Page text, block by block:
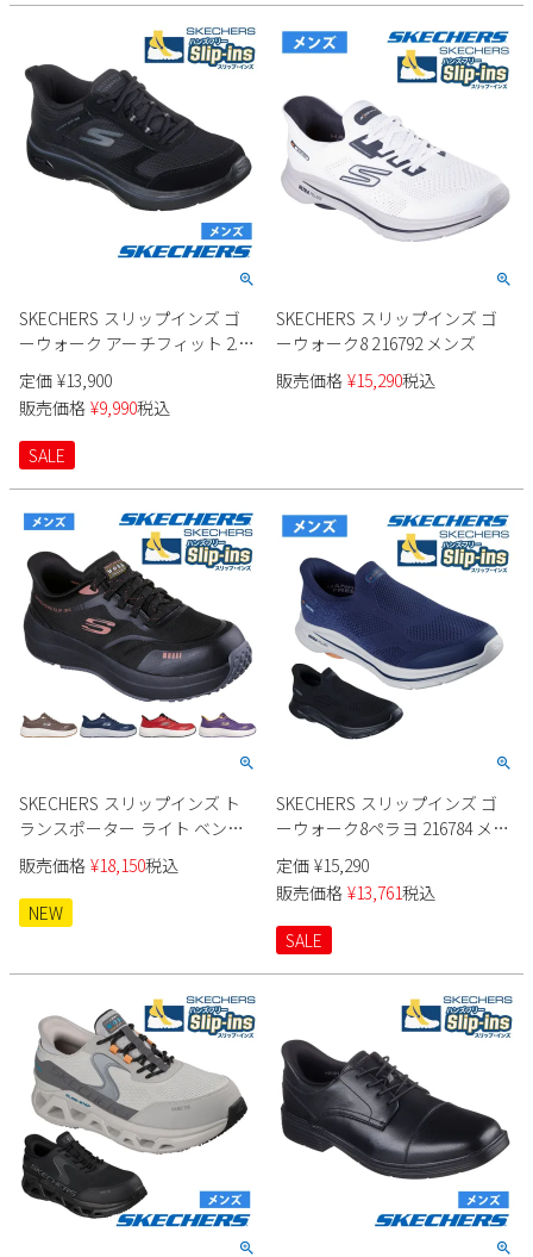
SKECHERS スリップインズ ゴ
ーウォーク アーチフィット 2.0
シアード 216650 メンズ
定価 ¥13,900
販売価格 ¥9,990税込
SALE
SKECHERS スリップインズ ゴ
ーウォーク8 216792 メンズ
販売価格 ¥15,290税込
SKECHERS スリップインズ ト
ランスポーター ライト ベン
200262J メンズ
販売価格 ¥18,150税込
NEW
SKECHERS スリップインズ ゴ
ーウォーク8ペラヨ 216784 メン
ズ
定価 ¥15,290
販売価格 ¥13,761税込
SALE